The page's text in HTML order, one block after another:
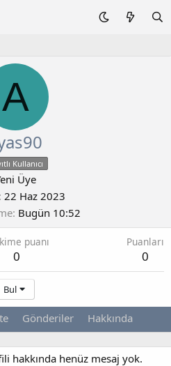
A
Kullanıcı
Üye
22 Haz 2023
Bugün 10:52
puanı
0
Puanları
0
Bul
Gönderiler Hakkında
hakkında henüz mesaj yok.